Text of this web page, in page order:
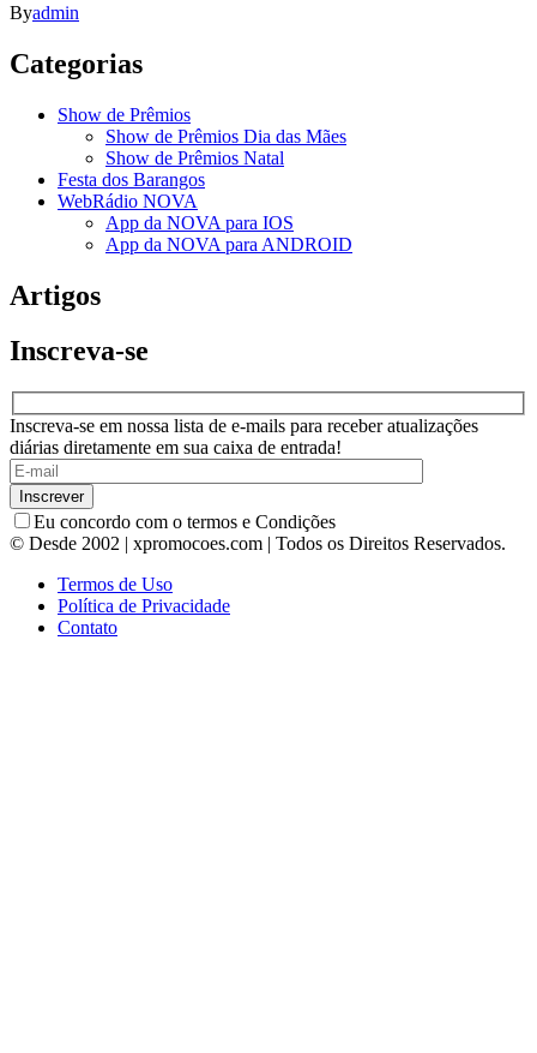
Byadmin
Categorias
Show de Prêmios
Show de Prêmios Dia das Mães
Show de Prêmios Natal
Festa dos Barangos
WebRádio NOVA
App da NOVA para IOS
App da NOVA para ANDROID
Artigos
Inscreva-se
Inscreva-se em nossa lista de e-mails para receber atualizações
diárias diretamente em sua caixa de entrada!
Eu concordo com o termos e Condições
© Desde 2002 | xpromocoes.com | Todos os Direitos Reservados.
Termos de Uso
Política de Privacidade
Contato